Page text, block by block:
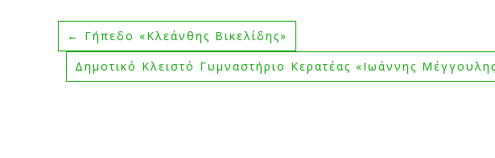
← Γήπεδο «Κλεάνθης Βικελίδης»
Δημοτικό Κλειστό Γυμναστήριο Κερατέας «Ιωάννης